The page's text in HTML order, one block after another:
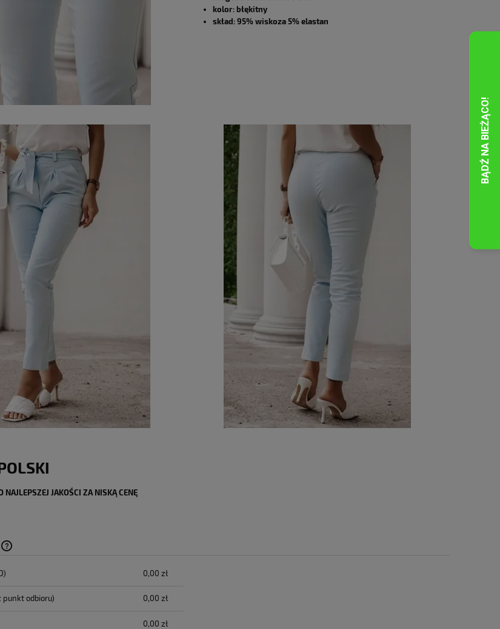
kolor: błękitny
skład: 95% wiskoza 5% elastan
NAJLEPSZEJ JAKOŚCI ZA NISKĄ CENĘ
Cena nie zawiera ewentualnych kosztów
0,00 zł
odbioru) 0,00 zł
0,00 zł